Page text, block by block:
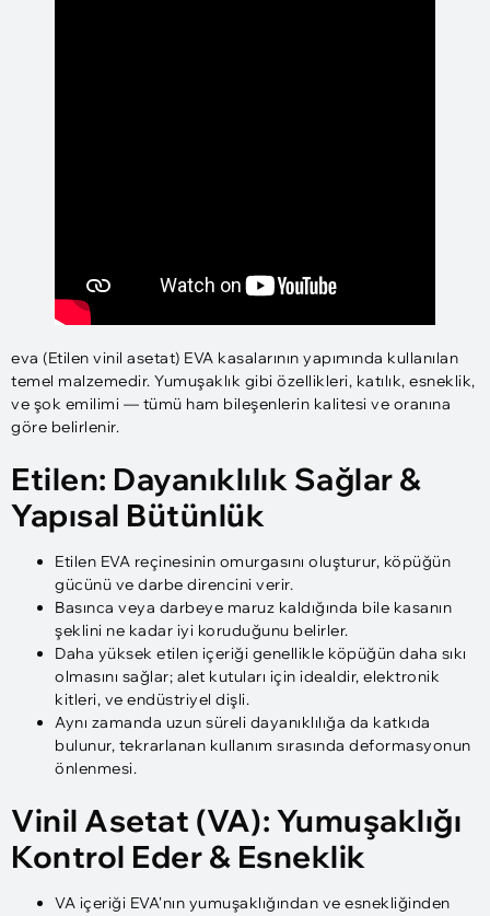
eva (Etilen vinil asetat) EVA kasalarının yapımında kullanılan
temel malzemedir. Yumuşaklık gibi özellikleri, katılık, esneklik,
ve şok emilimi — tümü ham bileşenlerin kalitesi ve oranına
göre belirlenir.
Etilen: Dayanıklılık Sağlar &
Yapısal Bütünlük
Etilen EVA reçinesinin omurgasını oluşturur, köpüğün
gücünü ve darbe direncini verir.
Basınca veya darbeye maruz kaldığında bile kasanın
şeklini ne kadar iyi koruduğunu belirler.
Daha yüksek etilen içeriği genellikle köpüğün daha sıkı
olmasını sağlar; alet kutuları için idealdir, elektronik
kitleri, ve endüstriyel dişli.
Aynı zamanda uzun süreli dayanıklılığa da katkıda
bulunur, tekrarlanan kullanım sırasında deformasyonun
önlenmesi.
Vinil Asetat (VA): Yumuşaklığı
Kontrol Eder & Esneklik
VA içeriği EVA'nın yumuşaklığından ve esnekliğinden